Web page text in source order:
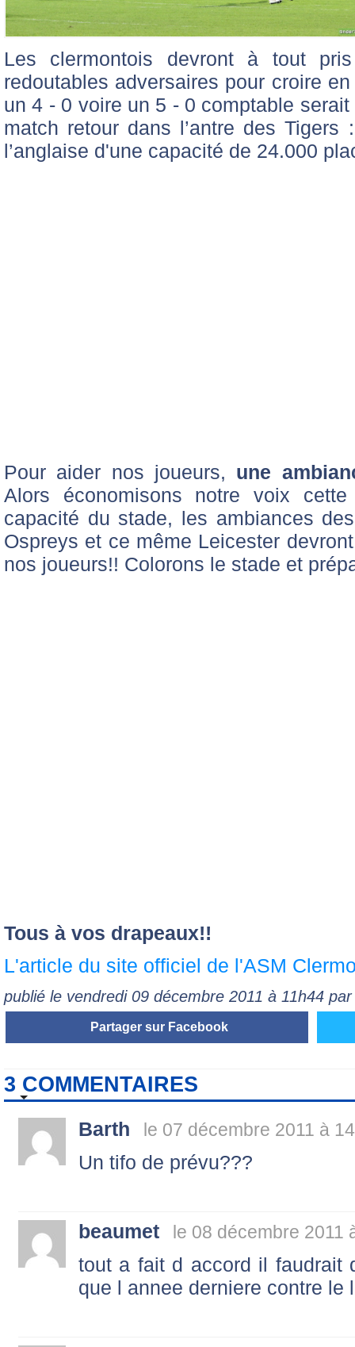
Les clermontois devront à tout
redoutables adversaires pour croire
un 4 - 0 voire un 5 - 0 comptable
match retour dans l’antre des
l’anglaise d'une capacité de 24.000
Pour aider nos joueurs, une
Alors économisons notre voix
capacité du stade, les ambiances
Ospreys et ce même Leicester
nos joueurs!! Colorons le stade et
Tous à vos drapeaux!!
L'article du site officiel de l'ASM
publié le vendredi 09 décembre 2011 à 11h44
Partager sur Facebook
3 COMMENTAIRES
Barth le 07 décembre 2011 à
Un tifo de prévu???
beaumet le 08 décembre 2011
tout a fait d accord il faudrait
que l annee derniere contre le